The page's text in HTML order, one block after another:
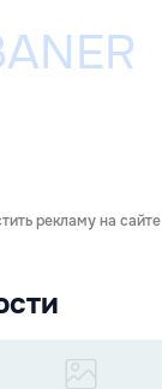
рекламу на сайте